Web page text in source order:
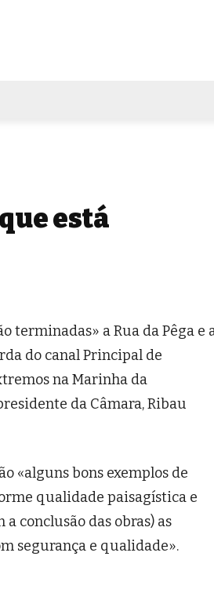
está
terminadas» a Rua da Pêga e
do canal Principal de
na Marinha da
da Câmara, Ribau
«alguns bons exemplos de
qualidade paisagística e
conclusão das obras) as
segurança e qualidade».